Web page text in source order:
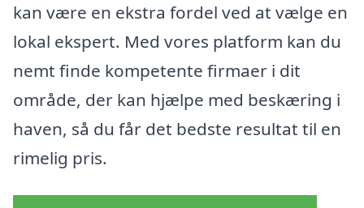
kan være en ekstra fordel ved at vælge en
lokal ekspert. Med vores platform kan du
nemt finde kompetente firmaer i dit
område, der kan hjælpe med beskæring i
haven, så du får det bedste resultat til en
rimelig pris.